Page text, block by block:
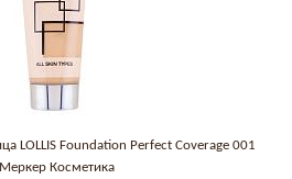
LOLLIS Foundation Perfect Coverage 001
Меркер Косметика